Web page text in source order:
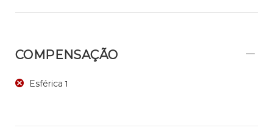
COMPENSAÇÃO
Esférica 1